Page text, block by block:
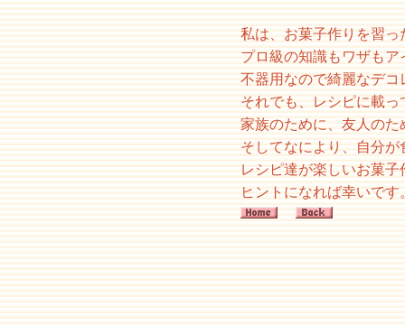
私は、お菓子作りを習
プロ級の知識もワザも
不器用なので綺麗なデ
それでも、レシピに載
家族のために、友人の
そしてなにより、自分が
レシピ達が楽しいお菓
ヒントになれば幸いです